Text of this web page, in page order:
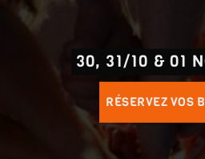
30, 31/10 & 01
RÉSERVEZ VOS